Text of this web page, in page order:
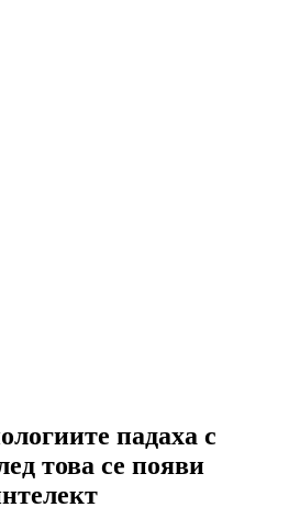
падаха с
това се появи